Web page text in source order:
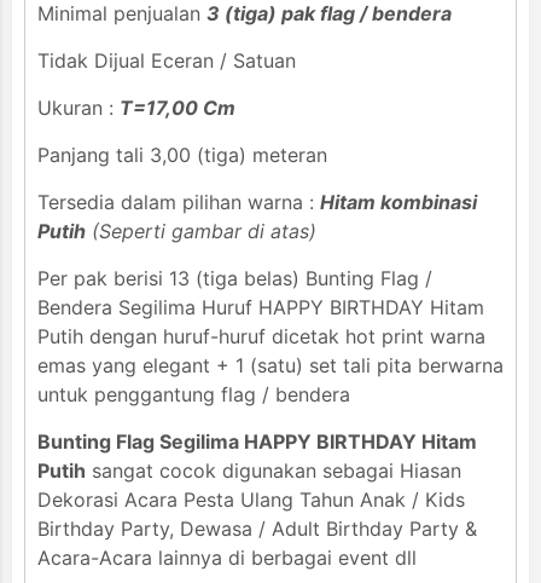
Minimal penjualan 3 (tiga) pak flag / bendera
Tidak Dijual Eceran / Satuan
Ukuran : T=17,00 Cm
Panjang tali 3,00 (tiga) meteran
Tersedia dalam pilihan warna : Hitam kombinasi
Putih (Seperti gambar di atas)
Per pak berisi 13 (tiga belas) Bunting Flag /
Bendera Segilima Huruf HAPPY BIRTHDAY Hitam
Putih dengan huruf-huruf dicetak hot print warna
emas yang elegant + 1 (satu) set tali pita berwarna
untuk penggantung flag / bendera
Bunting Flag Segilima HAPPY BIRTHDAY Hitam
Putih sangat cocok digunakan sebagai Hiasan
Dekorasi Acara Pesta Ulang Tahun Anak / Kids
Birthday Party, Dewasa / Adult Birthday Party &
Acara-Acara lainnya di berbagai event dll